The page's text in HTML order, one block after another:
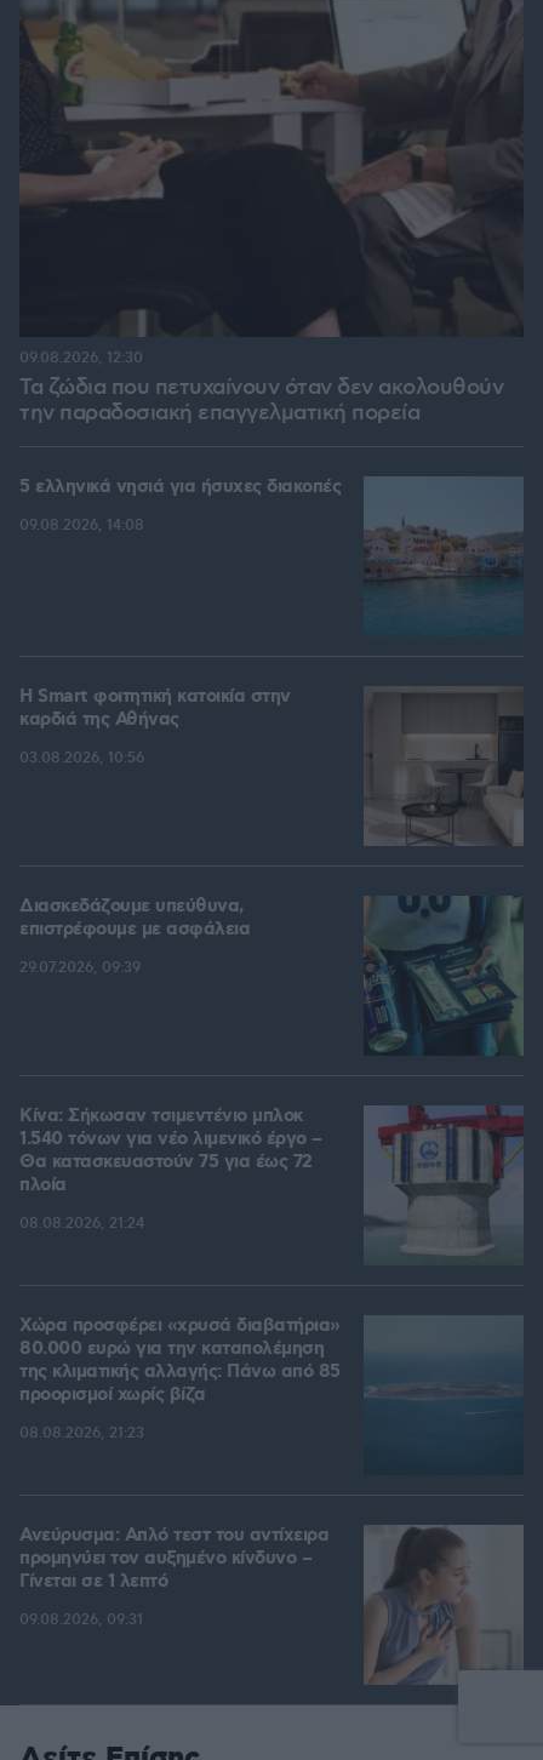
Τα ζώδια που πετυχαίνουν όταν δεν ακολουθούν
την παραδοσιακή επαγγελματική πορεία
09.08.2026, 12:30
5 ελληνικά νησιά για ήσυχες διακοπές
09.08.2026, 14:08
Η Smart φοιτητική κατοικία στην
καρδιά της Αθήνας
03.08.2026, 10:56
Διασκεδάζουμε υπεύθυνα,
επιστρέφουμε με ασφάλεια
29.07.2026, 09:39
Κίνα: Σήκωσαν τσιμεντένιο μπλοκ
1.540 τόνων για νέο λιμενικό έργο –
Θα κατασκευαστούν 75 για έως 72
πλοία
08.08.2026, 21:24
Χώρα προσφέρει «χρυσά διαβατήρια»
80.000 ευρώ για την καταπολέμηση
της κλιματικής αλλαγής: Πάνω από 85
προορισμοί χωρίς βίζα
08.08.2026, 21:23
Ανεύρυσμα: Απλό τεστ του αντίχειρα
προμηνύει τον αυξημένο κίνδυνο –
Γίνεται σε 1 λεπτό
09.08.2026, 09:31